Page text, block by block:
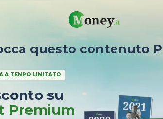
questo contenuto
A TEMPO LIMITATO
su
Premium